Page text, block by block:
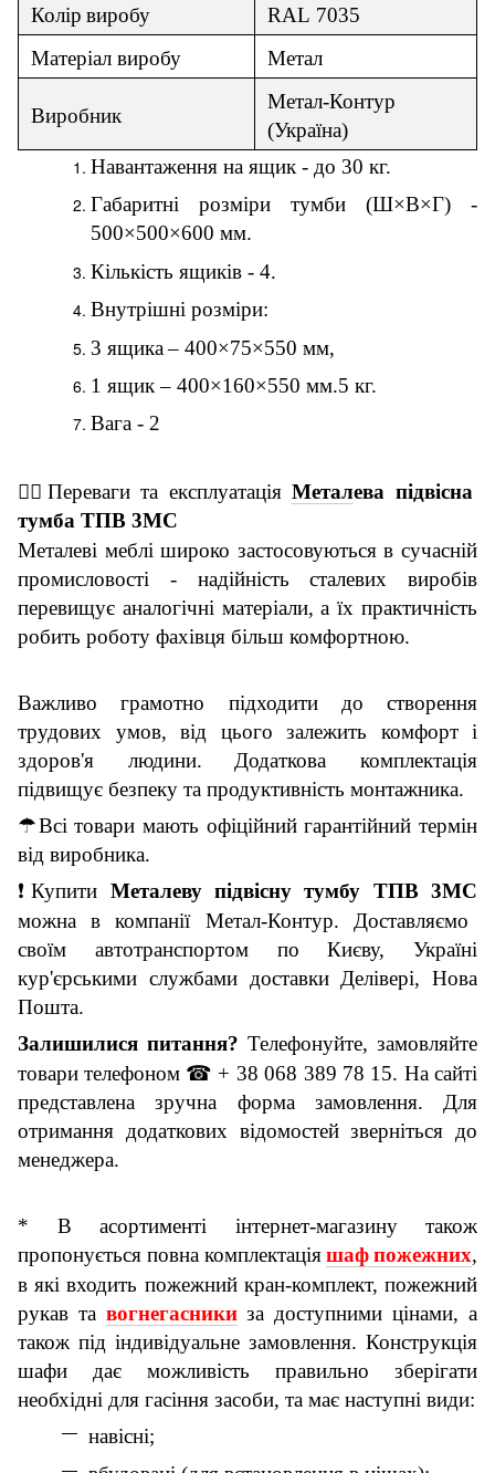
Колір виробу RAL 7035
Матеріал виробу Метал
Виробник
Метал-Контур
(Україна)
Навантаження на ящик - до 30 кг.
Габаритні розміри тумби (Ш×В×Г) -
500×500×600 мм.
Кількість ящиків - 4.
Внутрішні розміри:
3 ящика– 400×75×550 мм,
1 ящик – 400×160×550 мм.5 кг.
Вага - 2
👇🏼 Переваги та експлуатація Металева підвісна
тумба ТПВ 3МС
Металеві меблі широко застосовуються в сучасній
промисловості - надійність сталевих виробів
перевищує аналогічні матеріали, а їх практичність
робить роботу фахівця більш комфортною.
Важливо грамотно підходити до створення
трудових умов, від цього залежить комфорт і
здоров'я людини.
Додаткова комплектація
підвищує безпеку та продуктивність монтажника.
☂Всі товари мають офіційний гарантійний термін
від виробника.
❗Купити Металевупідвісну тумбу ТПВ3МС
можна в компанії Метал-Контур. Доставляємо
своїм автотранспортом по Києву, Україні
кур'єрськими службами доставки Делівері, Нова
Пошта.
Залишилися питання? Телефонуйте, замовляйте
товари телефоном ☎ + 38 068 389 78 15. На сайті
представлена ​​зручна форма замовлення. Для
отримання додаткових відомостей зверніться до
менеджера.
* В асортименті інтернет-магазину також
пропонується ​​повна комплектація шаф пожежних,
в які входить пожежний кран-комплект, пожежний
рукав та вогнегасники за доступними цінами, а
також під індивідуальне замовлення. Конструкція
шафи дає можливість правильно зберігати
необхідні для гасіння засоби, та має наступні види:
навісні;